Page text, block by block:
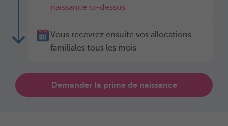
naissance ci-dessus
Vous recevrez ensuite vos allocations
familiales tous les mois
Demander la prime de naissance